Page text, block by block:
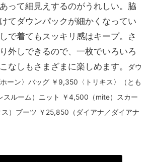
って細見えするのがうれしい。脇
てダウンパックが細かくなってい
で着てもスッキリ感はキープ。さ
外しできるので、一枚でいろいろ
なしもさまざまに楽しめます。
ダウ
ーン〉バッグ ￥9,350〈トリキス〉（とも
スルーム）ニット ￥4,500（mite）スカー
）ブーツ ￥25,850（ダイアナ／ダイアナ